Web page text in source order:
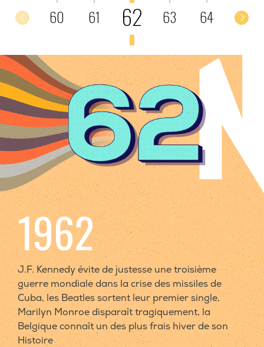
60 61 62 63 64 65
1962
J.F. Kennedy évite de justesse une troisième
guerre mondiale dans la crise des missiles de
Cuba, les Beatles sortent leur premier single,
Marilyn Monroe disparaît tragiquement, la
Belgique connaît un des plus frais hiver de son
Histoire